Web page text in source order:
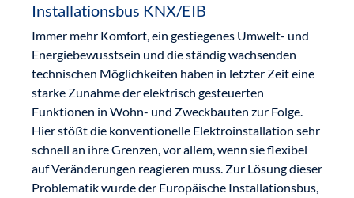
Installationsbus KNX/EIB
Immer mehr Komfort, ein gestiegenes Umwelt- und
Energiebewusstsein und die ständig wachsenden
technischen Möglichkeiten haben in letzter Zeit eine
starke Zunahme der elektrisch gesteuerten
Funktionen in Wohn- und Zweckbauten zur Folge.
Hier stößt die konventionelle Elektroinstallation sehr
schnell an ihre Grenzen, vor allem, wenn sie flexibel
auf Veränderungen reagieren muss. Zur Lösung dieser
Problematik wurde der Europäische Installationsbus,